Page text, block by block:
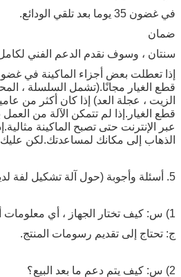
في غضون 35 يوما بعد تلقي الودائع.
ضمان
سنتان ، وسوف نقدم الدعم الفني لكامل
إذا تعطلت بعض أجزاء الماكينة في
قطع الغيار مجانًا.(تشمل السلسلة ،
الزيت ، عجلة العد) إذا كان أكثر من
قطع الغيار.إذا لم تتمكن الآلة من
عبر الإنترنت حتى تصبح الماكينة
الذهاب إلى مكانك لمساعدتك.لكن
5. أسئلة وأجوبة (حول آلة تشكيل لفة لدينا)
1) س: كيف تختار الجهاز ، أي معلومات أحتاج إلى تقديمها؟
ج: تحتاج إلى تقديم رسومات المنتج.
2) س: كيف يتم دعم ما بعد البيع؟